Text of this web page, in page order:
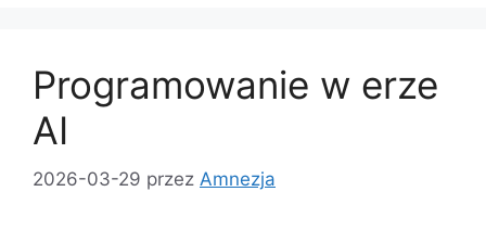
Programowanie w erze
AI
2026-03-29 przez Amnezja